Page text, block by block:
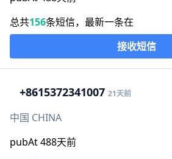
总共156条短信，最新一条在
接收短信
+8615372341007 21天前
中国 CHINA
pubAt 488天前